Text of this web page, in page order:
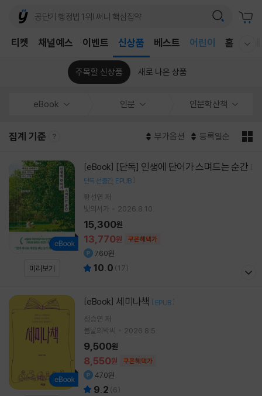
채널예스 이벤트 신상품 베스트
어린이
홈 국
티켓
주목할 신상품 새로 나온 상품
eBook 인문 인문학산책
집계 기준 부가옵션 등록일순
미리보기
[eBook] [단독] 인생에 단어가 스며드는 순간 [
단독 선출간 EPUB ]
황선엽 저
빛의서가
2026.8.10.
13,770원 쿠폰혜택가
15,300원
760원
10.0 (17)
[eBook] 세미나책 [ EPUB ]
정승연 저
봄날의박씨
2026.8.5.
8,550원 쿠폰혜택가
9,500원
470원
9.2 (6)